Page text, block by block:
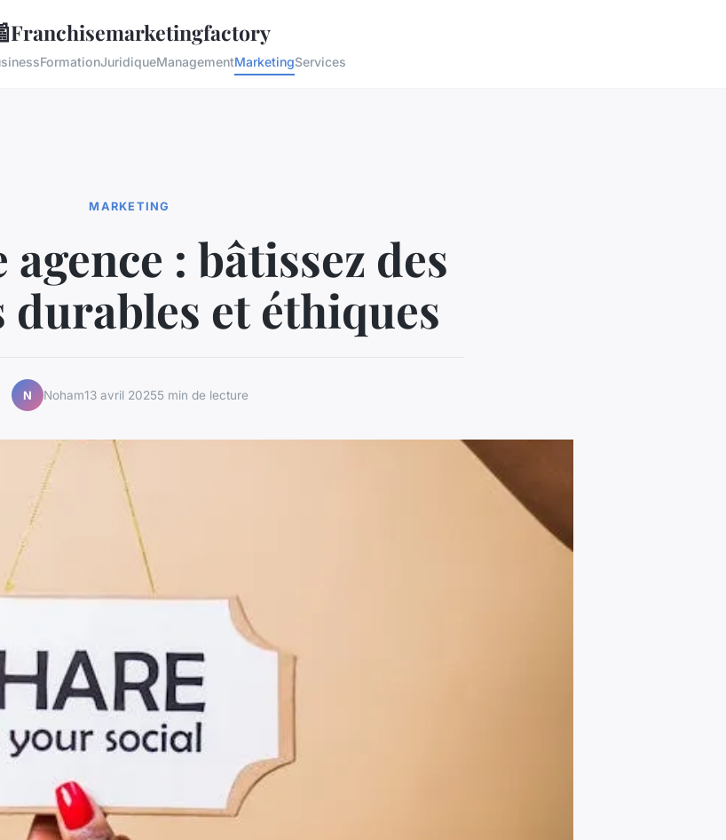
Franchisemarketingfactory
FormationJuridiqueManagementMarketingServices
MARKETING
: bâtissez des
et éthiques
N Noham13 avril 20255 min de lecture